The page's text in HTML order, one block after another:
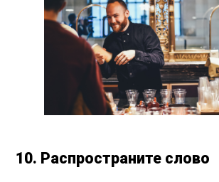
10. Распространите слово